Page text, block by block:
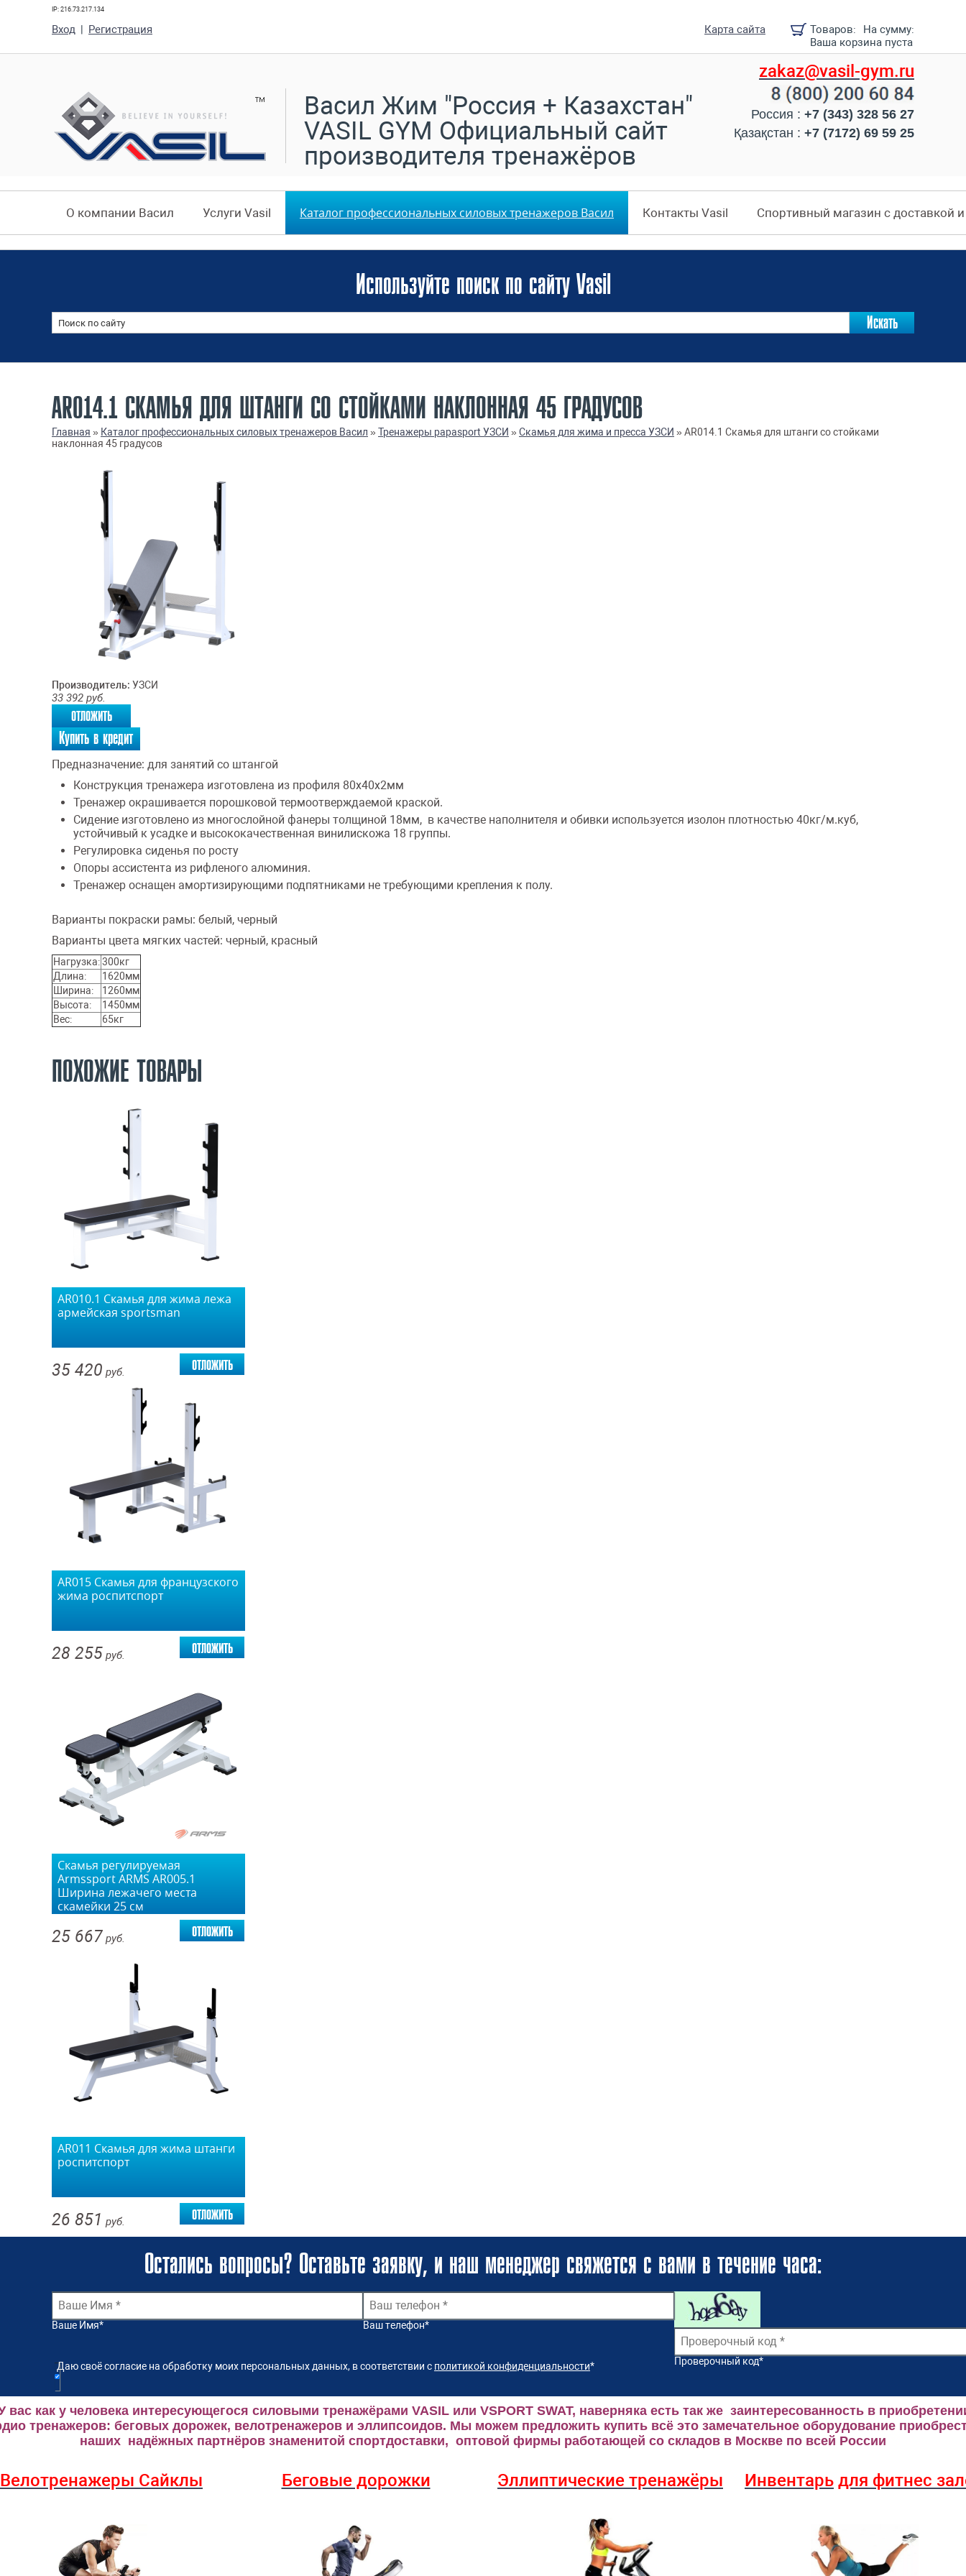
IP: 216.73.217.134
Товаров:
На сумму:
Ваша корзина пуста
Карта сайта
Вход | Регистрация
zakaz@vasil-gym.ru
Россия : +7 (343) 328 56 27
Қазақстан : +7 (7172) 69 59 25
Васил Жим "Россия + Казахстан"
VASIL GYM Официальный сайт
производителя тренажёров
О компании Васил Услуги Vasil Каталог профессиональных силовых тренажеров Васил Контакты Vasil Спортивный магазин с доставкой
Используйте поиск по сайту Vasil
AR014.1 СКАМЬЯ ДЛЯ ШТАНГИ СО СТОЙКАМИ НАКЛОННАЯ 45 ГРАДУСОВ
Главная » Каталог профессиональных силовых тренажеров Васил »Тренажеры papasport УЗСИ »Скамья для жима и пресса УЗСИ »AR014.1 Скамья для штанги со стойками
наклонная 45 градусов
Производитель: УЗСИ
33 392 руб.
отложить
Купить в кредит
Предназначение: для занятий со штангой
Конструкция тренажера изготовлена из профиля 80х40х2мм
Тренажер окрашивается порошковой термоотверждаемой краской.
Сидение изготовлено из многослойной фанеры толщиной 18мм, в качестве наполнителя и обивки используется изолон плотностью 40кг/м.куб,
устойчивый к усадке и высококачественная винилискожа 18 группы.
Регулировка сиденья по росту
Опоры ассистента из рифленого алюминия.
Тренажер оснащен амортизирующими подпятниками не требующими крепления к полу.
Варианты покраски рамы: белый, черный
Варианты цвета мягких частей: черный, красный
Нагрузка:300кг
Длина:
1620мм
Ширина:
1260мм
Высота:
1450мм
Вес:
65кг
ПОХОЖИЕ ТОВАРЫ
AR010.1 Скамья для жима лежа
армейская sportsman
35 420 руб. отложить
AR015 Скамья для французского
жима роспитспорт
28 255 руб. отложить
Скамья регулируемая
Armssport ARMS AR005.1
Ширина лежачего места
скамейки 25 см
25 667 руб. отложить
AR011 Скамья для жима штанги
роспитспорт
26 851 руб. отложить
Остались вопросы? Оставьте заявку, и наш менеджер свяжется с вами в течение часа:
Ваше Имя* Ваш телефон*
Даю своё согласие на обработку моих персональных данных, в соответствии с политикой конфиденциальности* Проверочный код*
вас как у человека интересующегося силовыми тренажёрами VASIL или VSPORT SWAT, наверняка есть так же заинтересованность в
тренажеров: беговых дорожек, велотренажеров и эллипсоидов. Мы можем предложить купить всё это замечательное оборудование
наших надёжных партнёров знаменитой спортдоставки, оптовой фирмы работающей со складов в Москве по всей России
Велотренажеры Сайклы Беговые дорожки Эллиптические тренажёры Инвентарь для фитнес